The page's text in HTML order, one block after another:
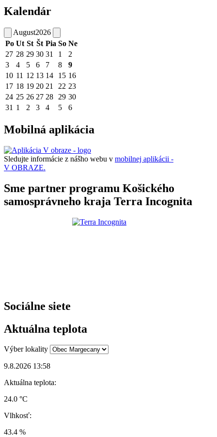
Kalendár
August2026
Po Ut St Št Pia So Ne
27 28 29 30 31 1
2
3
4 5 6 7 8
9
10 11 12 13 14 15 16
17 18 19 20 21 22 23
24 25 26 27 28 29 30
31 1 2 3 4 5 6
Mobilná aplikácia
Sledujte informácie z nášho webu v mobilnej aplikácii -
V OBRAZE.
Sme partner programu Košického
samosprávneho kraja Terra Incognita
Sociálne siete
Aktuálna teplota
Výber lokality
9.8.2026 13:58
Aktuálna teplota:
24.0 °C
Vlhkosť:
43.4 %